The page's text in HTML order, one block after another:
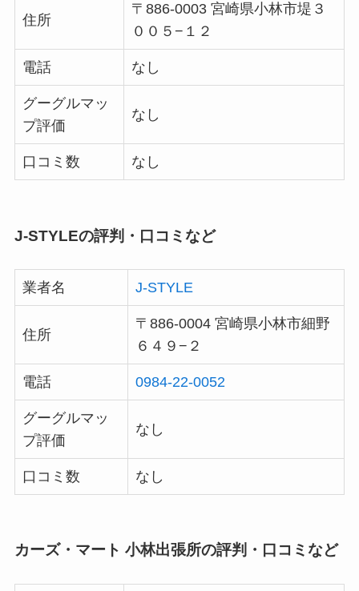
住所
〒886-0003 宮崎県小林市堤３
００５−１２
電話 なし
グーグルマッ
プ評価
なし
口コミ数 なし
J-STYLEの評判・口コミなど
業者名 J-STYLE
住所
〒886-0004 宮崎県小林市細野
６４９−２
電話 0984-22-0052
グーグルマッ
プ評価
なし
口コミ数 なし
カーズ・マート 小林出張所の評判・口コミなど